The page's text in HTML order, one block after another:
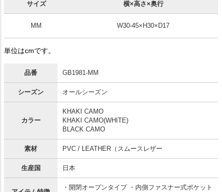
サイズ 横×高さ×奥行
MM W30-45×H30×D17
単位はcmです。
品番 GB1981-MM
シーズン オールシーズン
カラー
KHAKI CAMO
KHAKI CAMO(WHITE)
BLACK CAMO
素材 PVC / LEATHER（スムースレザー
生産国 日本
・開閉オープンタイプ ・内側ファスナー式ポケット